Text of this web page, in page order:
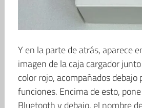
Y en la parte de atrás, aparece
imagen de la caja cargador
color rojo, acompañados debajo
funciones. Encima de esto,